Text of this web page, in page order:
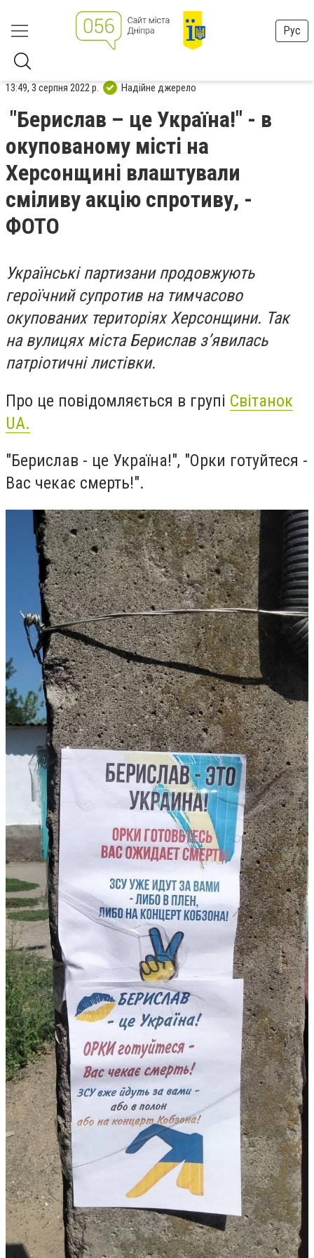
Рус
13:49, 3 серпня 2022 р. Надійне джерело
"Берислав – це Україна!" - в
окупованому місті на
Херсонщині влаштували
сміливу акцію спротиву, -
ФОТО
Українські партизани продовжують
героїчний супротив на тимчасово
окупованих територіях Херсонщини. Так
на вулицях міста Берислав зʼявилась
патріотичні листівки.
Про це повідомляється в групі Світанок
UA.
"Берислав - це Україна!", "Орки готуйтеся -
Вас чекає смерть!".